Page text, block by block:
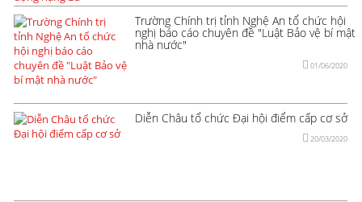
Trường Chính trị tỉnh Nghệ An tổ chức hội
nghị báo cáo chuyên đề "Luật Bảo vệ bí mật
nhà nước"
01/06/2020
Diễn Châu tổ chức Đại hội điểm cấp cơ sở
20/03/2020